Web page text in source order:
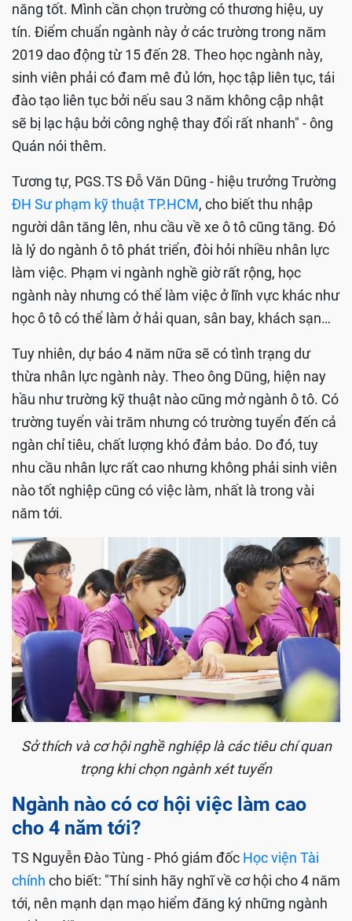
năng tốt. Mình cần chọn trường có thương hiệu, uy
tín. Điểm chuẩn ngành này ở các trường trong năm
2019 dao động từ 15 đến 28. Theo học ngành này,
sinh viên phải có đam mê đủ lớn, học tập liên tục, tái
đào tạo liên tục bởi nếu sau 3 năm không cập nhật
sẽ bị lạc hậu bởi công nghệ thay đổi rất nhanh" - ông
Quán nói thêm.
Tương tự, PGS.TS Đỗ Văn Dũng - hiệu trưởng Trường
ĐH Sư phạm kỹ thuật TP.HCM, cho biết thu nhập
người dân tăng lên, nhu cầu về xe ô tô cũng tăng. Đó
là lý do ngành ô tô phát triển, đòi hỏi nhiều nhân lực
làm việc. Phạm vi ngành nghề giờ rất rộng, học
ngành này nhưng có thể làm việc ở lĩnh vực khác như
học ô tô có thể làm ở hải quan, sân bay, khách sạn…
Tuy nhiên, dự báo 4 năm nữa sẽ có tình trạng dư
thừa nhân lực ngành này. Theo ông Dũng, hiện nay
hầu như trường kỹ thuật nào cũng mở ngành ô tô. Có
trường tuyển vài trăm nhưng có trường tuyển đến cả
ngàn chỉ tiêu, chất lượng khó đảm bảo. Do đó, tuy
nhu cầu nhân lực rất cao nhưng không phải sinh viên
nào tốt nghiệp cũng có việc làm, nhất là trong vài
năm tới.
Sở thích và cơ hội nghề nghiệp là các tiêu chí quan
trọng khi chọn ngành xét tuyển
Ngành nào có cơ hội việc làm cao
cho 4 năm tới?
TS Nguyễn Đào Tùng - Phó giám đốc Học viện Tài
chính cho biết: "Thí sinh hãy nghĩ về cơ hội cho 4 năm
tới, nên mạnh dạn mạo hiểm đăng ký những ngành